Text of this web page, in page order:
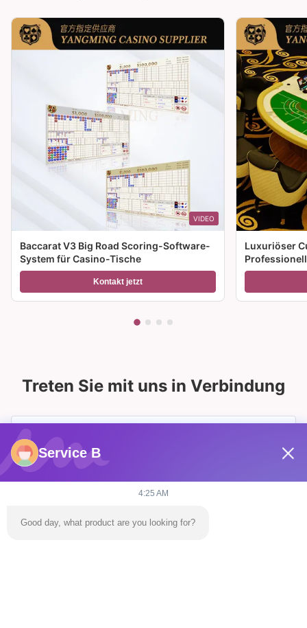
VIDEO
Baccarat V3 Big Road Scoring-Software-
System für Casino-Tische
Kontakt jetzt
Luxuriöser
Spieltisch
Treten Sie mit uns in Verbindung
Service B
4:25 AM
Good day, what product are you looking for?